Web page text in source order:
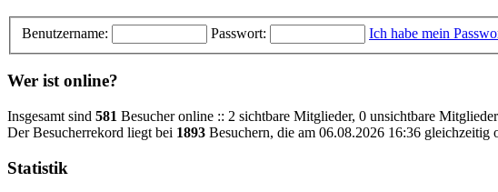
Benutzername: Passwort: Ich habe mein
Wer ist online?
Insgesamt sind 581 Besucher online :: 2 sichtbare Mitglieder, 0 unsichtbare
Der Besucherrekord liegt bei 1893 Besuchern, die am 06.08.2026 16:36 gleichzeitig
Statistik